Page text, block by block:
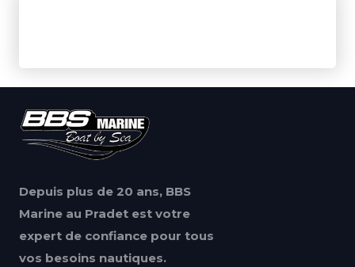
Depuis plus de 20 ans, BBS
Marine au Pradet est votre
expert de confiance pour tous
vos besoins nautiques.